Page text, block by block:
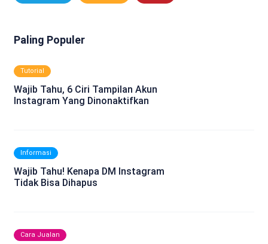
Paling Populer
Tutorial
Wajib Tahu, 6 Ciri Tampilan Akun
Instagram Yang Dinonaktifkan
Informasi
Wajib Tahu! Kenapa DM Instagram
Tidak Bisa Dihapus
Cara Jualan